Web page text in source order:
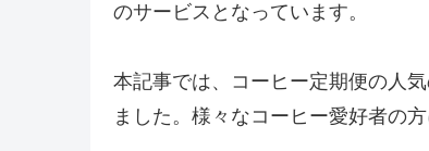
のサービスとなっています。
本記事では、コーヒー定期便の人
ました。様々なコーヒー愛好者の